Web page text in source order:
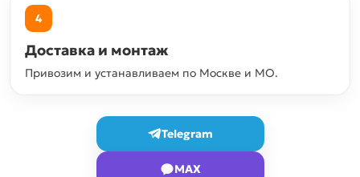
4
Доставка и монтаж
Привозим и устанавливаем по Москве и МО.
Telegram
MAX